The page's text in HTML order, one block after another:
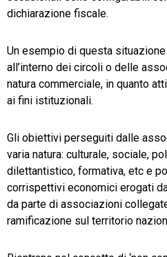
dichiarazione fiscale.
Un esempio di questa
all’interno dei circoli o delle
natura commerciale, in quanto
ai fini istituzionali.
Gli obiettivi perseguiti dalle
varia natura: culturale, sociale,
dilettantistico, formativa, etc e
corrispettivi economici erogati
da parte di associazioni
ramificazione sul territorio